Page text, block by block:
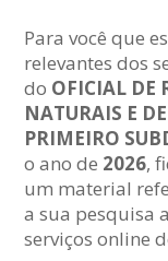
Para você que
relevantes dos
do OFICIAL DE
NATURAIS E
PRIMEIRO
o ano de 2026,
um material
a sua pesquisa
serviços online